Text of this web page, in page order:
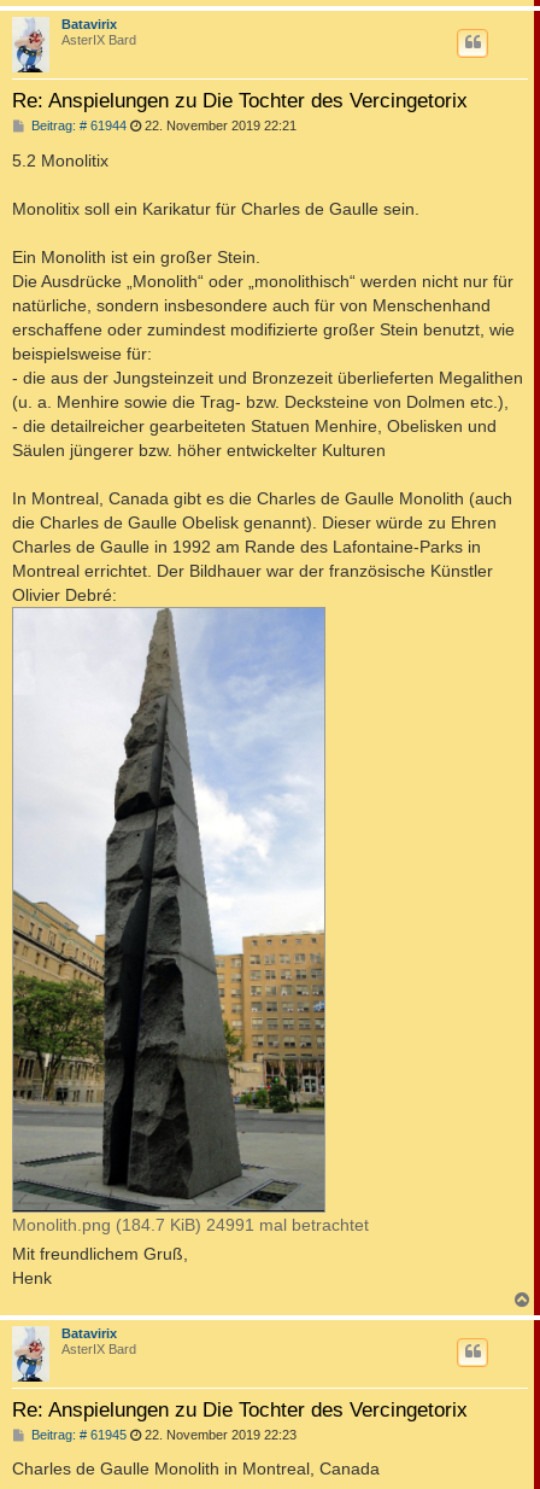
a
Batavirix
AsterIX Bard
Re: Anspielungen zu Die Tochter des Vercingetorix
Beitrag: # 61944B
a
g
22. November 2019 22:21
5.2 Monolitix
Monolitix soll ein Karikatur für Charles de Gaulle sein.
Ein Monolith ist ein großer Stein.
Die Ausdrücke „Monolith“ oder „monolithisch“ werden nicht nur für
natürliche, sondern insbesondere auch für von Menschenhand
erschaffene oder zumindest modifizierte großer Stein benutzt, wie
beispielsweise für:
- die aus der Jungsteinzeit und Bronzezeit überlieferten Megalithen
(u. a. Menhire sowie die Trag- bzw. Decksteine von Dolmen etc.),
- die detailreicher gearbeiteten Statuen Menhire, Obelisken und
Säulen jüngerer bzw. höher entwickelter Kulturen
In Montreal, Canada gibt es die Charles de Gaulle Monolith (auch
die Charles de Gaulle Obelisk genannt). Dieser würde zu Ehren
Charles de Gaulle in 1992 am Rande des Lafontaine-Parks in
Montreal errichtet. Der Bildhauer war der französische Künstler
Olivier Debré:
Monolith.png (184.7 KiB) 24991 mal betrachtet
Mit freundlichem Gruß,
Henk
a
Batavirix
AsterIX Bard
Re: Anspielungen zu Die Tochter des Vercingetorix
Beitrag: # 61945B
i
22. November 2019 22:23
Charles de Gaulle Monolith in Montreal, Canada